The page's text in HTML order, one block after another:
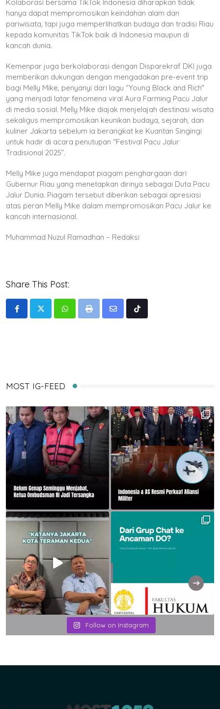
Kolaborasi bersama TikTok Indonesia diharapkan tidak
hanya dapat mempromosikan keindahan alam dan
pariwisata, tapi juga memperlihatkan budaya dan tradisi Riau
kepada komunitas TikTok baik di Indonesia maupun di
kancah dunia.
Kemenpar juga berkolaborasi dengan Disparekraf DKI juga
memberikan dukungan dengan mengadakan pre-event trip
bagi Melly Mike, penyanyi dari lagu “Young Black and Rich”
yang menjadi latar fenomena viral Aura Farming Pacu Jalur
di media sosial. Melly Mike diajak menjelajah destinasi wisata
sekaligus mempromosikan keunikan budaya, sejarah, dan
kuliner Jakarta sebelum ia berangkat ke Kuantan Singingi
untuk hadir di acara penutupan “Festival Pacu Jalur
Tradisional 2025”.
Melly Mike juga mendapat piagam penghargaan dari
Gubernur Riau yang menetapkan dirinya sebagai Duta Pacu
Jalur Dunia. Piagam tersebut diberikan sebagai apresiasi
atas peran Melly Mike dalam mempromosikan Pacu Jalur ke
kancah internasional.
Muhammad Nuzul Ramadhan – Redaksi
Share This Post:
WhatsappPrint
Share
Tiktok
MOST IG-FEED
Follow on Instagram